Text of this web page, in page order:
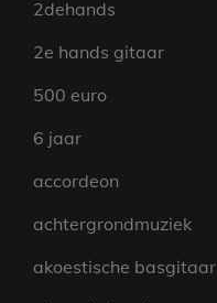
2dehands
2e hands gitaar
500 euro
6 jaar
accordeon
achtergrondmuziek
akoestische basgitaar